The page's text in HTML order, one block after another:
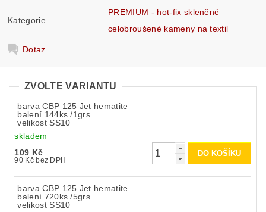
Kategorie
PREMIUM - hot-fix skleněné
celobroušené kameny na textil
Dotaz
ZVOLTE VARIANTU
barva CBP 125 Jet hematite
balení 144ks /1grs
velikost SS10
skladem
109 Kč
90 Kč bez DPH
barva CBP 125 Jet hematite
balení 720ks /5grs
velikost SS10